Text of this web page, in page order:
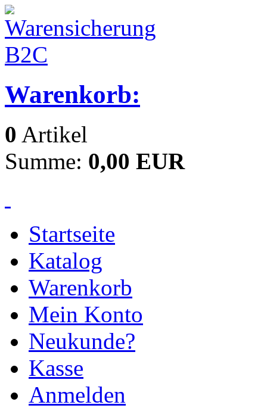
Warenkorb:
0 Artikel
Summe: 0,00 EUR
Startseite
Katalog
Warenkorb
Mein Konto
Neukunde?
Kasse
Anmelden